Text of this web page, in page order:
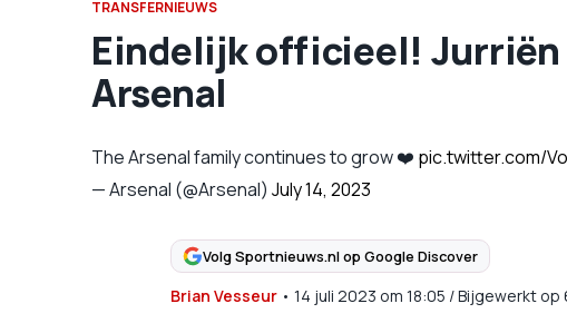
TRANSFERNIEUWS
Eindelijk officieel! Jurriën
Arsenal
The Arsenal family continues to grow ❤️ pic.twitter.com/
— Arsenal (@Arsenal) July 14, 2023
Volg Sportnieuws.nl op Google Discover
Brian Vesseur• 14 juli 2023 om 18:05 /Bijgewerkt op